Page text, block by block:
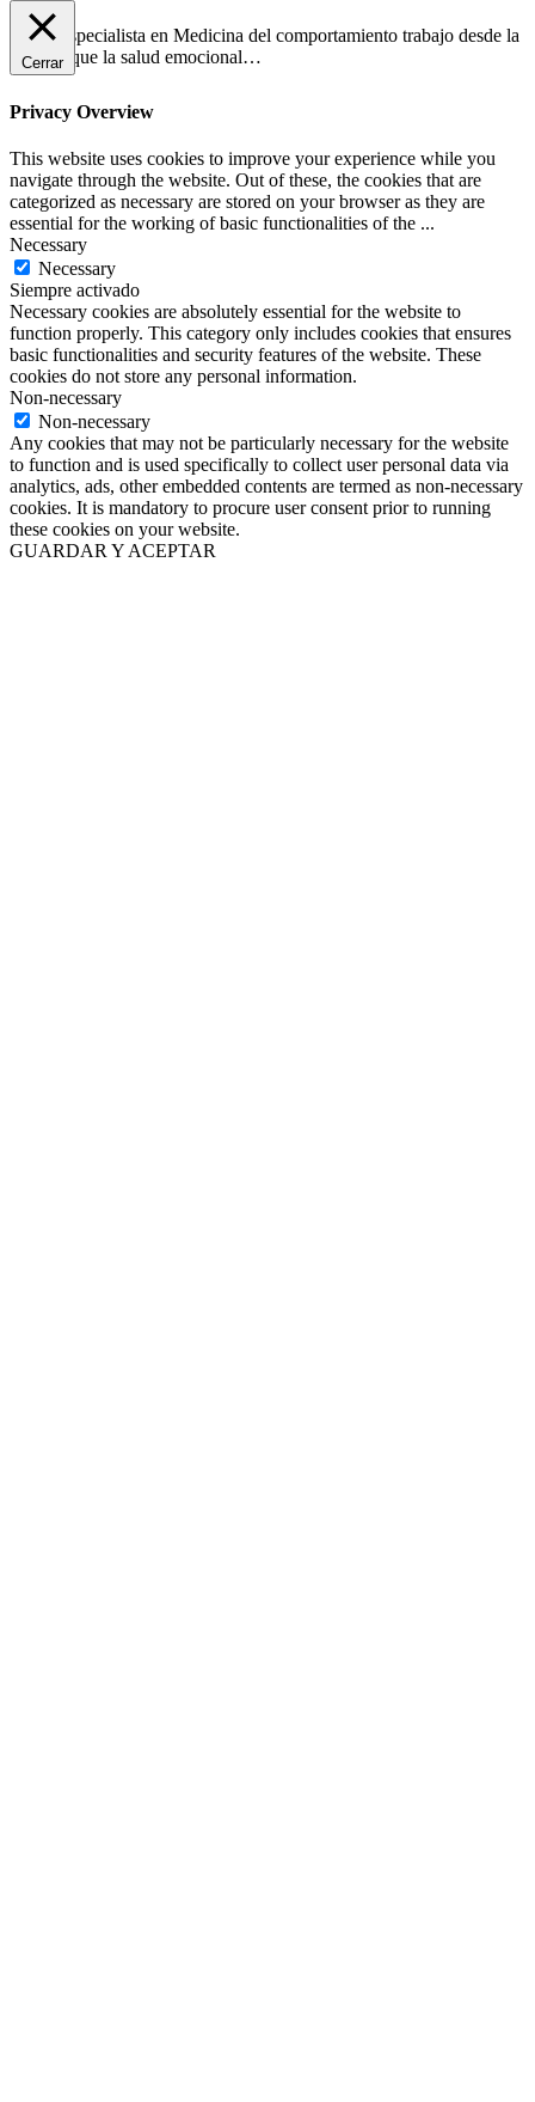
Como especialista en Medicina del comportamiento trabajo desde la
base de que la salud emocional…
Cerrar
Privacy Overview
This website uses cookies to improve your experience while you
navigate through the website. Out of these, the cookies that are
categorized as necessary are stored on your browser as they are
essential for the working of basic functionalities of the ...
Necessary
Necessary
Siempre activado
Necessary cookies are absolutely essential for the website to
function properly. This category only includes cookies that ensures
basic functionalities and security features of the website. These
cookies do not store any personal information.
Non-necessary
Non-necessary
Any cookies that may not be particularly necessary for the website
to function and is used specifically to collect user personal data via
analytics, ads, other embedded contents are termed as non-necessary
cookies. It is mandatory to procure user consent prior to running
these cookies on your website.
GUARDAR Y ACEPTAR